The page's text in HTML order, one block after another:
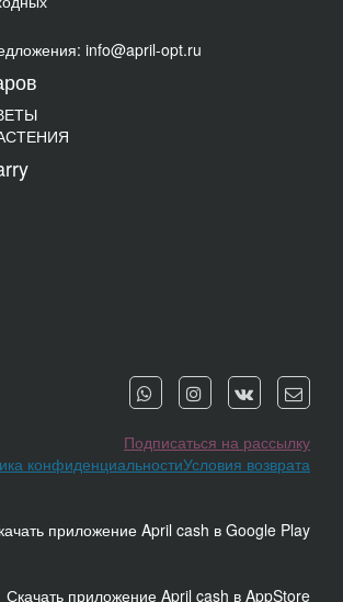
info@april-opt.ru
Подписаться на рассылку
Условия возврата
конфиденциальности
приложение April cash в Google Play
Скачать приложение April cash в AppStore